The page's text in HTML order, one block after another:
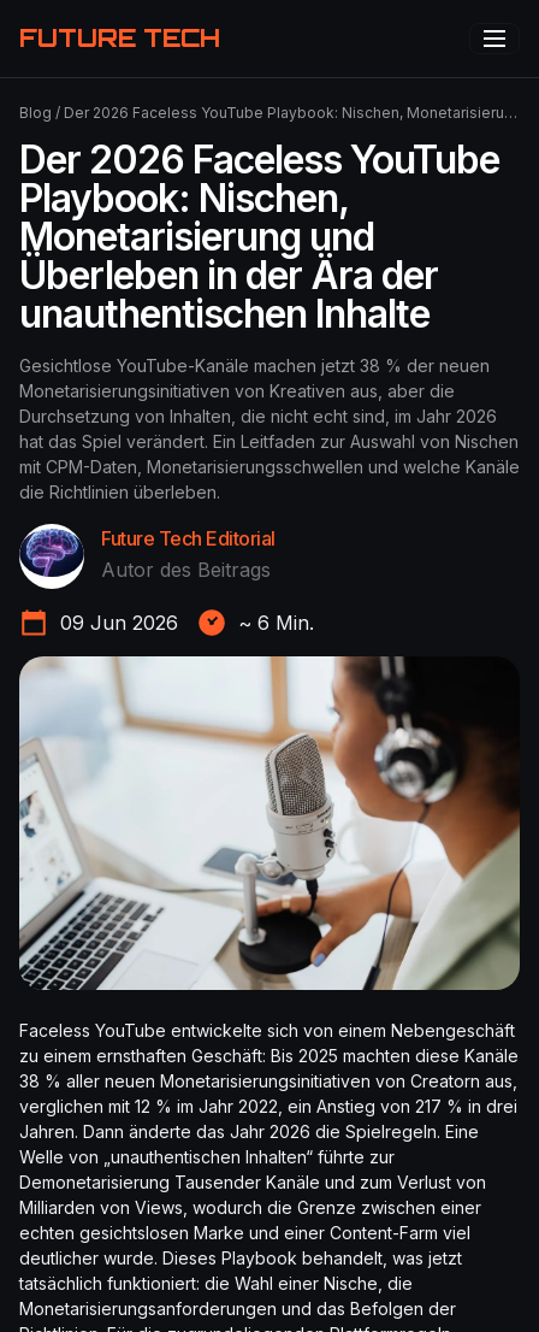
FUTURE TECH
Blog / Der 2026 Faceless YouTube Playbook: Nischen, Monetarisierung und Überleben in der Ära der unauthentischen Inhalte
Der 2026 Faceless YouTube
Playbook: Nischen,
Monetarisierung und
Überleben in der Ära der
unauthentischen Inhalte
Gesichtlose YouTube-Kanäle machen jetzt 38 % der neuen
Monetarisierungsinitiativen von Kreativen aus, aber die
Durchsetzung von Inhalten, die nicht echt sind, im Jahr 2026
hat das Spiel verändert. Ein Leitfaden zur Auswahl von Nischen
mit CPM-Daten, Monetarisierungsschwellen und welche Kanäle
die Richtlinien überleben.
Future Tech Editorial
Autor des Beitrags
09 Jun 2026 ~ 6 Min.
Faceless YouTube entwickelte sich von einem Nebengeschäft
zu einem ernsthaften Geschäft: Bis 2025 machten diese Kanäle
38 % aller neuen Monetarisierungsinitiativen von Creatorn aus,
verglichen mit 12 % im Jahr 2022, ein Anstieg von 217 % in drei
Jahren. Dann änderte das Jahr 2026 die Spielregeln. Eine
Welle von „unauthentischen Inhalten“ führte zur
Demonetarisierung Tausender Kanäle und zum Verlust von
Milliarden von Views, wodurch die Grenze zwischen einer
echten gesichtslosen Marke und einer Content-Farm viel
deutlicher wurde. Dieses Playbook behandelt, was jetzt
tatsächlich funktioniert: die Wahl einer Nische, die
Monetarisierungsanforderungen und das Befolgen der